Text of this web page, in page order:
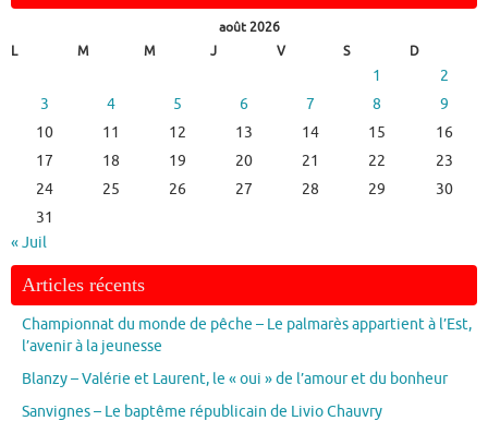
août 2026
L
M M J V S D
1
2
3
4 5 6 7 8
9
10
11 12 13 14 15
16
17
18 19 20 21 22
23
24
25 26 27 28 29
30
31
« Juil
Articles récents
Championnat du monde de pêche – Le palmarès appartient à l’Est,
l’avenir à la jeunesse
Blanzy – Valérie et Laurent, le « oui » de l’amour et du bonheur
Sanvignes – Le baptême républicain de Livio Chauvry